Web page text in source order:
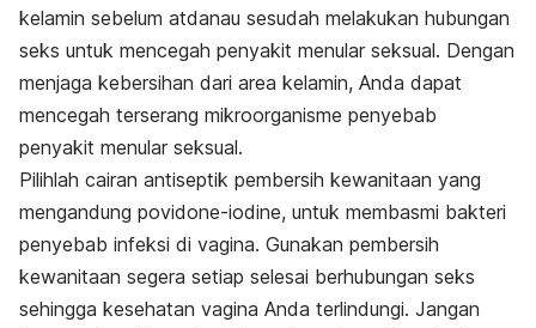
kelamin sebelum atdanau sesudah melakukan hubungan
seks untuk mencegah penyakit menular seksual. Dengan
menjaga kebersihan dari area kelamin, Anda dapat
mencegah terserang mikroorganisme penyebab
penyakit menular seksual.
Pilihlah cairan antiseptik pembersih kewanitaan yang
mengandung povidone-iodine, untuk membasmi bakteri
penyebab infeksi di vagina. Gunakan pembersih
kewanitaan segera setiap selesai berhubungan seks
sehingga kesehatan vagina Anda terlindungi. Jangan